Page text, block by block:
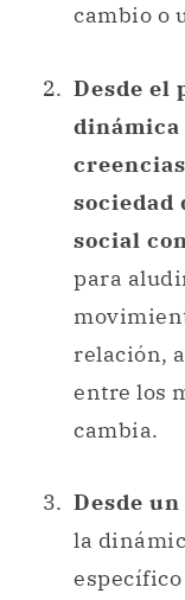
cambio o
Desde el
sociedad
social
para
relación,
entre los
cambia.
Desde
la